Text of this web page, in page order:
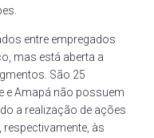
entre empregados
mas está aberta a
São 25
e Amapá não possuem
a realização de ações
às